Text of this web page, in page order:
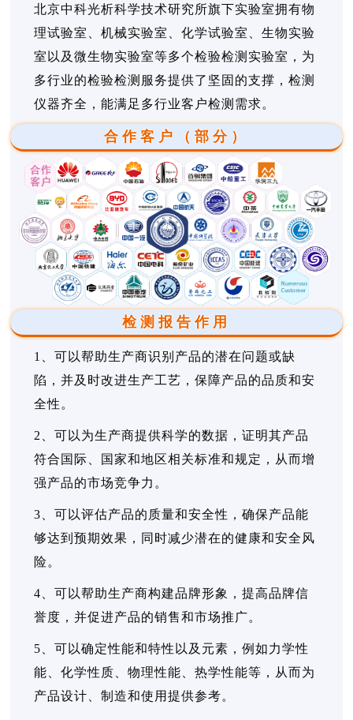
北京中科光析科学技术研究所旗下实验室拥有物
理试验室、机械实验室、化学试验室、生物实验
室以及微生物实验室等多个检验检测实验室，为
多行业的检验检测服务提供了坚固的支撑，检测
仪器齐全，能满足多行业客户检测需求。
合作客户（部分）
检测报告作用
1、可以帮助生产商识别产品的潜在问题或缺
陷，并及时改进生产工艺，保障产品的品质和安
全性。
2、可以为生产商提供科学的数据，证明其产品
符合国际、国家和地区相关标准和规定，从而增
强产品的市场竞争力。
3、可以评估产品的质量和安全性，确保产品能
够达到预期效果，同时减少潜在的健康和安全风
险。
4、可以帮助生产商构建品牌形象，提高品牌信
誉度，并促进产品的销售和市场推广。
5、可以确定性能和特性以及元素，例如力学性
能、化学性质、物理性能、热学性能等，从而为
产品设计、制造和使用提供参考。